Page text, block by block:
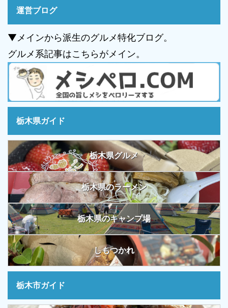
運営ブログ
▼メインから派生のグルメ特化ブログ。
グルメ系記事はこちらがメイン。
栃木県ガイド
栃木県グルメ
栃木県のラーメン
栃木県のキャンプ場
しもつかれ
栃木市ガイド